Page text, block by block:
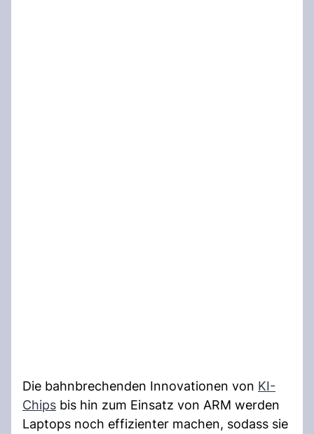
Die bahnbrechenden Innovationen von KI-
Chips bis hin zum Einsatz von ARM werden
Laptops noch effizienter machen, sodass sie